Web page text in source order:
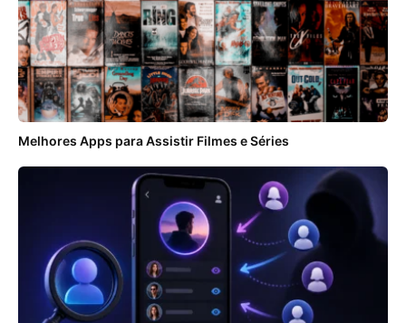
Melhores Apps para Assistir Filmes e Séries